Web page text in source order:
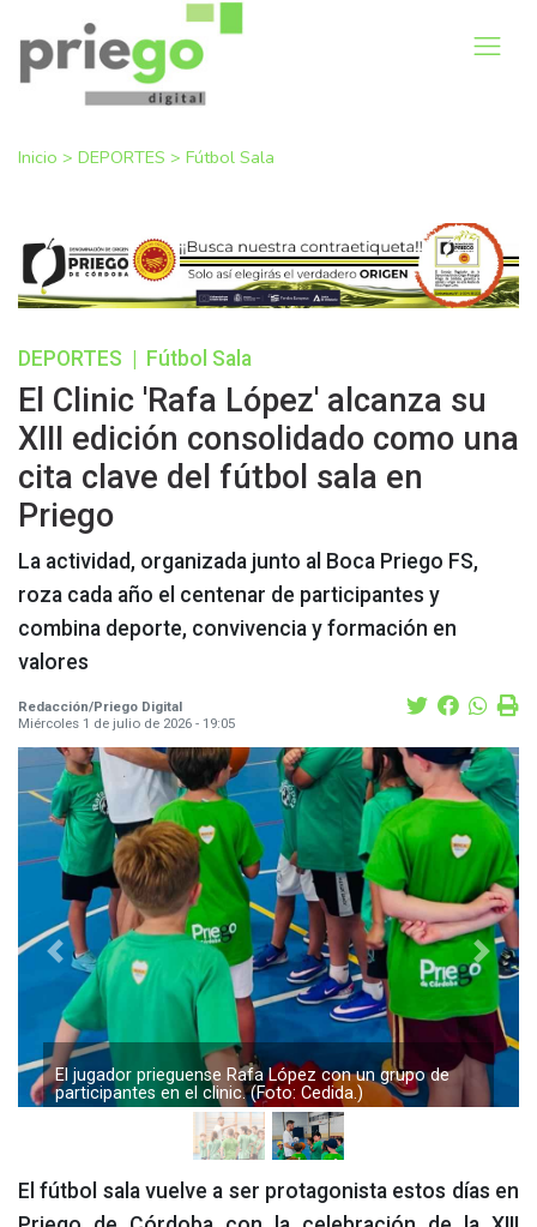
Inicio > DEPORTES > Fútbol Sala
DEPORTES Fútbol Sala
El Clinic 'Rafa López' alcanza su
XIII edición consolidado como una
cita clave del fútbol sala en
Priego
La actividad, organizada junto al Boca Priego FS,
roza cada año el centenar de participantes y
combina deporte, convivencia y formación en
valores
Redacción/Priego Digital
Miércoles 1 de julio de 2026 - 19:05
El jugador prieguense Rafa López con un grupo de
participantes en el clinic. (Foto: Cedida.)
Previous Next
El fútbol sala vuelve a ser protagonista estos días en